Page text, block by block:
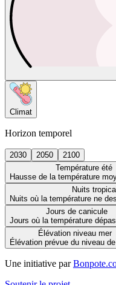
Climat
Horizon temporel
2030 2050
2100
Température été
Hausse de la température
Nuits
Nuits où la température ne
Jours de canicule
Jours où la température
Élévation niveau mer
Élévation prévue du niveau
Une initiative par